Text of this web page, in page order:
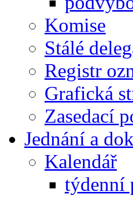
Komise
Stálé
Registr
Grafická
Zasedací
Jednání a
Kalendář
týdenní